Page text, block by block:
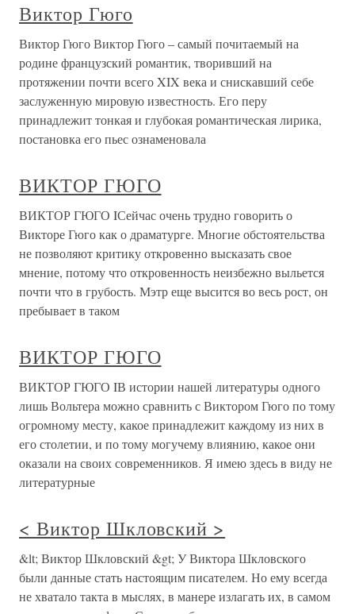
Виктор Гюго
Виктор Гюго Виктор Гюго – самый почитаемый на
родине французский романтик, творивший на
протяжении почти всего XIX века и снискавший себе
заслуженную мировую известность. Его перу
принадлежит тонкая и глубокая романтическая лирика,
постановка его пьес ознаменовала
ВИКТОР ГЮГО
ВИКТОР ГЮГО IСейчас очень трудно говорить о
Викторе Гюго как о драматурге. Многие обстоятельства
не позволяют критику откровенно высказать свое
мнение, потому что откровенность неизбежно выльется
почти что в грубость. Мэтр еще высится во весь рост, он
пребывает в таком
ВИКТОР ГЮГО
ВИКТОР ГЮГО IВ истории нашей литературы одного
лишь Вольтера можно сравнить с Виктором Гюго по тому
огромному месту, какое принадлежит каждому из них в
его столетии, и по тому могучему влиянию, какое они
оказали на своих современников. Я имею здесь в виду не
литературные
< Виктор Шкловский >
&lt; Виктор Шкловский &gt; У Виктора Шкловского
были данные стать настоящим писателем. Но ему всегда
не хватало такта в мыслях, в манере излагать их, в самом